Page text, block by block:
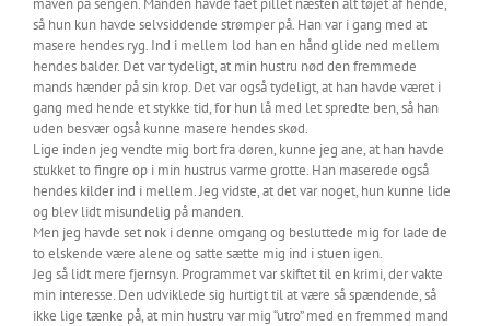
maven på sengen. Manden havde fået pillet næsten alt tøjet af hende,
så hun kun havde selvsiddende strømper på. Han var i gang med at
masere hendes ryg. Ind i mellem lod han en hånd glide ned mellem
hendes balder. Det var tydeligt, at min hustru nød den fremmede
mands hænder på sin krop. Det var også tydeligt, at han havde været i
gang med hende et stykke tid, for hun lå med let spredte ben, så han
uden besvær også kunne masere hendes skød.
Lige inden jeg vendte mig bort fra døren, kunne jeg ane, at han havde
stukket to fingre op i min hustrus varme grotte. Han maserede også
hendes kilder ind i mellem. Jeg vidste, at det var noget, hun kunne lide
og blev lidt misundelig på manden.
Men jeg havde set nok i denne omgang og besluttede mig for lade de
to elskende være alene og satte sætte mig ind i stuen igen.
Jeg så lidt mere fjernsyn. Programmet var skiftet til en krimi, der vakte
min interesse. Den udviklede sig hurtigt til at være så spændende, så
ikke lige tænke på, at min hustru var mig “utro” med en fremmed mand